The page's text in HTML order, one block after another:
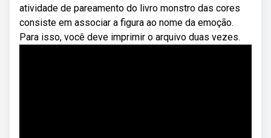
atividade de pareamento do livro monstro das cores
consiste em associar a figura ao nome da emoção.
Para isso, você deve imprimir o arquivo duas vezes.